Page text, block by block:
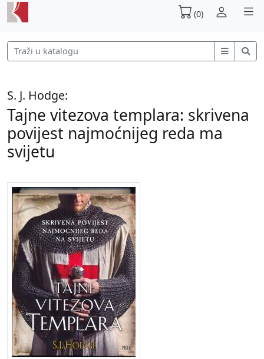
(0)
S. J. Hodge:
Tajne vitezova templara: skrivena
povijest najmoćnijeg reda ma
svijetu